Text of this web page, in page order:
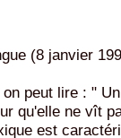
(8 janvier
peut lire : "
qu'elle ne vît
est